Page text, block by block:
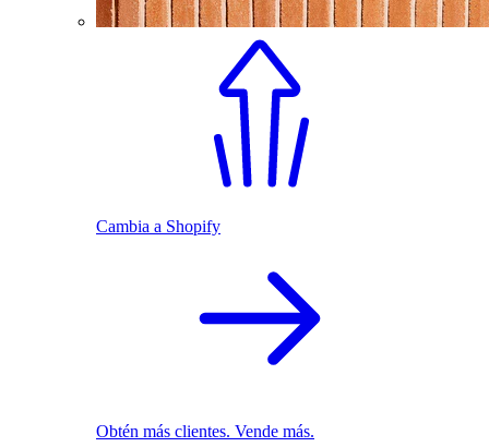
Cambia a Shopify
Obtén más clientes. Vende más.